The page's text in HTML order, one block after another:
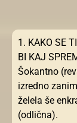
1. KAKO SE
BI KAJ
Šokantno
izredno
želela še
(odlična).